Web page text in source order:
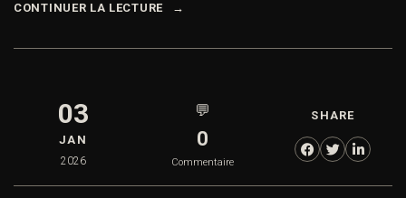
CONTINUER LA LECTURE
03
JAN
2026
💬
0
Commentaire
SHARE